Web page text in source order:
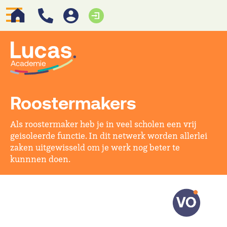
Roostermakers
Als roostermaker heb je in veel scholen een vrij
geisoleerde functie. In dit netwerk worden allerlei
zaken uitgewisseld om je werk nog beter te
kunnnen doen.